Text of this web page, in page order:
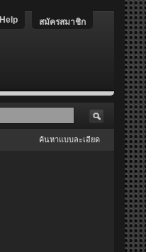
สมัครสมาชิก
Help
ค้นหาแบบละเอียด